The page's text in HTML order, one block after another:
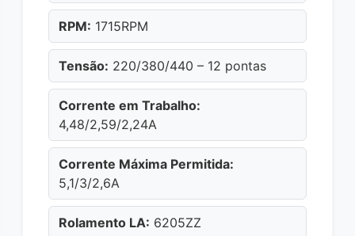
RPM: 1715RPM
Tensão: 220/380/440 – 12 pontas
Corrente em Trabalho:
4,48/2,59/2,24A
Corrente Máxima Permitida:
5,1/3/2,6A
Rolamento LA: 6205ZZ